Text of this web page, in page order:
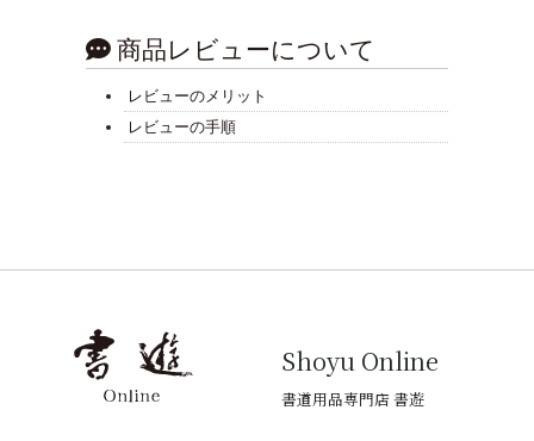
商品レビューについて
レビューのメリット
レビューの手順
Shoyu Online
書道用品専門店 書遊